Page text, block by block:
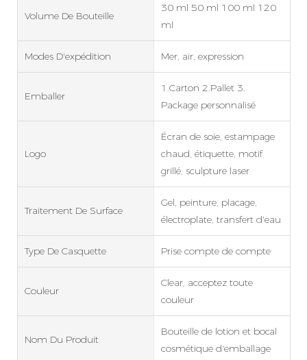
Volume De Bouteille
30 ml 50 ml 100 ml 120
ml
Modes D'expédition Mer, air, expression
Emballer
1.Carton 2.Pallet 3.
Package personnalisé
Logo
Écran de soie, estampage
chaud, étiquette, motif
grillé, sculpture laser
Traitement De Surface
Gel, peinture, placage,
électroplate, transfert d'eau
Type De Casquette Prise compte de compte
Couleur
Clear, acceptez toute
couleur
Nom Du Produit
Bouteille de lotion et bocal
cosmétique d'emballage